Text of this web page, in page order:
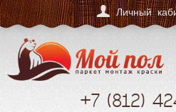
Личный
+7 (812)